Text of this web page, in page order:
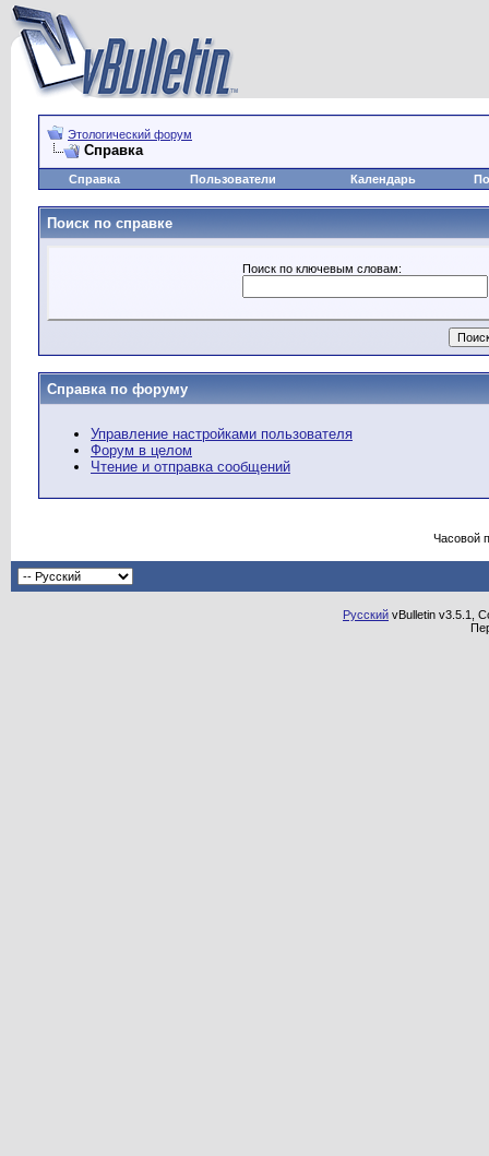
Этологический форум
Справка
Справка Пользователи Календарь
Поиск по справке
Поиск по ключевым словам:
Справка по форуму
Управление настройками пользователя
Форум в целом
Чтение и отправка сообщений
Часовой
Русский vBulletin v3.5.1,